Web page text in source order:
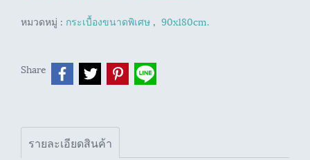
หมวดหมู่ : กระเบื้องขนาดพิเศษ , 90x180cm.
Share
รายละเอียดสินค้า